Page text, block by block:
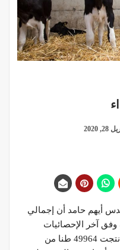
2020
أيهم حامد أن إجمالي
وفق آخر الإحصائيات
للموسم الماضي بلغ 440581 رأسا أنتجت 49964 طنا من